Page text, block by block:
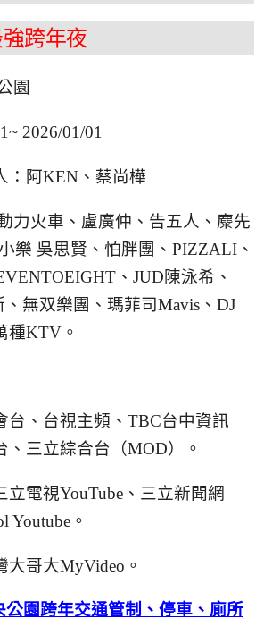
跨年夜
園
2026/01/01
：阿KEN、蔡尚樺
力火車、盧廣仲、告五人、麋先
樂 吳思賢、怕胖團、PIZZALI、
、JUD陳泳希、
無双樂團、瑪菲司Mavis、DJ
種KTV。
台、台視主頻、TBC台中資訊
、三立綜合台（MOD）。
立電視YouTube、三立新聞網
Youtube。
大哥大MyVideo。
園跨年交通管制、停車、廁所